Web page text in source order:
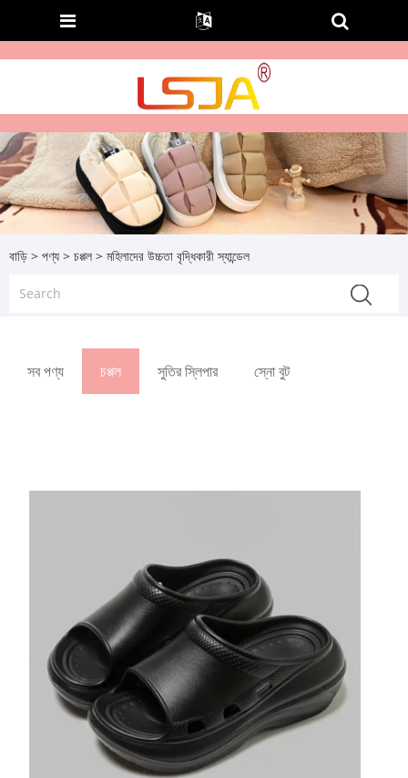
বাড়ি > পণ্য > চপ্পল > মহিলাদের উচ্চতা বৃদ্ধিকারী স্যান্ডেল
সব পণ্য চপ্পল সুতির স্লিপার স্নো বুট